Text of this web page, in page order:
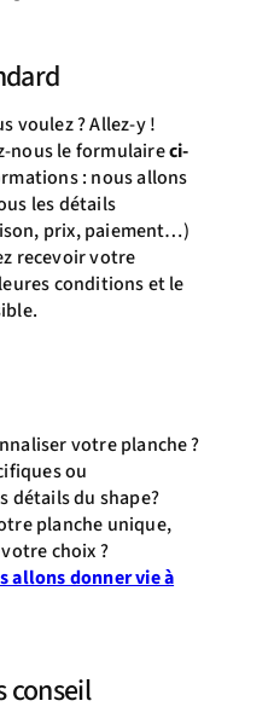
voulez ? Allez-y !
nous le formulaireci-
: nous allons
les détails
prix, paiement…)
recevoir votre
conditions et le
votre planche ?
ou
détails du shape?
planche unique,
choix ?
allons donner vie à
conseil